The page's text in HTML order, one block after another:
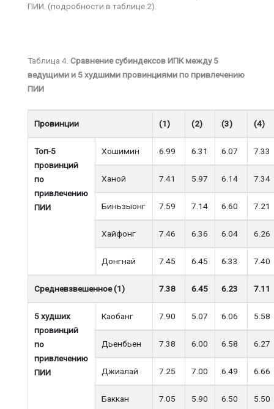
ПИИ. (подробности в таблице 2).
Таблица 4. Сравнение субиндексов ИПК между 5
ведущими и 5 худшими провинциями по привлечению
ПИИ
Провинции (1) (2) (3) (4)
Топ-5
провинций
по
привлечению
ПИИ
Хошимин 6.99 6.31 6.07 7.33
Ханой 7.41 5.97 6.14 7.34
Биньзыонг 7.59 7.14 6.60 7.21
Хайфонг 7.46 6.36 6.04 6.26
Донгнай 7.45 6.45 6.33 7.40
Средневзвешенное (1) 7.38 6.45 6.23 7.11
5 худших
провинций
по
привлечению
ПИИ
Каобанг 7.90 5.07 6.06 5.58
Дьенбьен 7.38 6.00 6.58 6.27
Джиалай 7.25 7.00 6.49 6.66
Баккан 7.05 5.90 6.50 5.50